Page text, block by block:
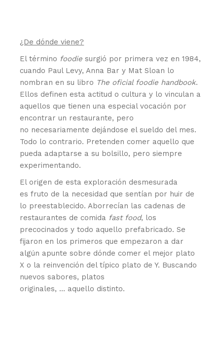
¿De dónde viene?
El término foodiesurgió por primera vez en 1984,
cuando Paul Levy, Anna Bar y Mat Sloan lo
nombran en su libro The oficial foodie handbook.
Ellos definen esta actitud o cultura y lo vinculan a
aquellos que tienen una especial vocación por
encontrar un restaurante, pero
no necesariamente dejándose el sueldo del mes.
Todo lo contrario. Pretenden comer aquello que
pueda adaptarse a su bolsillo, pero siempre
experimentando.
El origen de esta exploración desmesurada
es fruto de la necesidad que sentían por huir de
lo preestablecido. Aborrecían las cadenas de
restaurantes de comida fast food, los
precocinados y todo aquello prefabricado. Se
fijaron en los primeros que empezaron a dar
algún apunte sobre dónde comer el mejor plato
X o la reinvención del típico plato de Y. Buscando
nuevos sabores, platos
originales, … aquello distinto.